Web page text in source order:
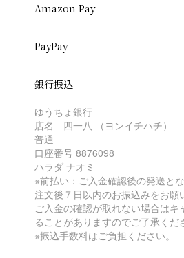
Amazon Pay
PayPay
銀行振込
ゆうちょ銀行
店名 四一八 （ヨンイチハチ）
普通
口座番号 8876098
ハラダ ナオミ
※前払い：ご入金確認後の発送と
注文後７日以内のお振込みをお願
ご入金の確認が取れない場合はキ
ることがありますのでご了承くだ
※振込手数料はご負担ください。